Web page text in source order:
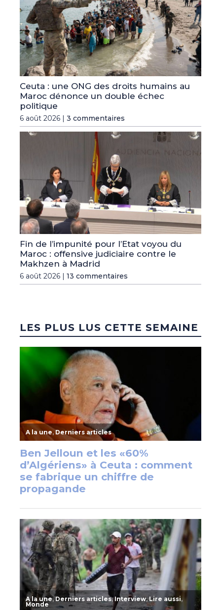
Ceuta : une ONG des droits humains au
Maroc dénonce un double échec
politique
6 août 2026 | 3 commentaires
Fin de l’impunité pour l’Etat voyou du
Maroc : offensive judiciaire contre le
Makhzen à Madrid
6 août 2026 | 13 commentaires
LES PLUS LUS CETTE SEMAINE